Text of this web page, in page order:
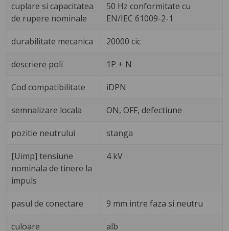
cuplare si capacitatea
de rupere nominale
50 Hz conformitate cu
EN/IEC 61009-2-1
durabilitate mecanica 20000 cic
descriere poli 1P + N
Cod compatibilitate iDPN
semnalizare locala ON, OFF, defectiune
pozitie neutrului stanga
[Uimp] tensiune
nominala de tinere la
impuls
4 kV
pasul de conectare 9 mm intre faza si neutru
culoare alb